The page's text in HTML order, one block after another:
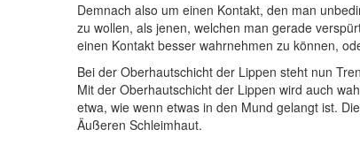
Demnach also um einen Kontakt, den man
zu wollen, als jenen, welchen man gerade
einen Kontakt besser wahrnehmen zu können,
Bei der Oberhautschicht der Lippen steht nun
Mit der Oberhautschicht der Lippen wird auch
etwa, wie wenn etwas in den Mund gelangt ist.
Äußeren Schleimhaut.